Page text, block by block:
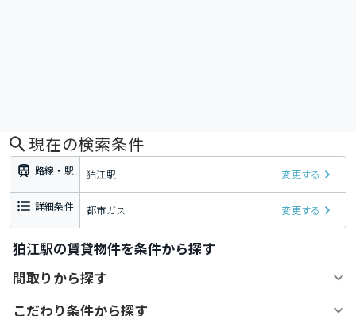
現在の検索条件
路線・駅 狛江駅 変更する
詳細条件 都市ガス 変更する
狛江駅の賃貸物件を条件から探す
間取りから探す
こだわり条件から探す